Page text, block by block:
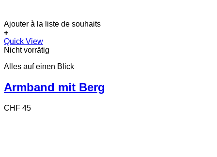
Ajouter à la liste de souhaits
+
Quick View
Nicht vorrätig
Alles auf einen Blick
Armband mit Berg
CHF 45